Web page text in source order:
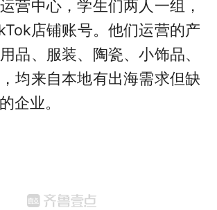
营中心，学生们两人一组，
店铺账号。他们运营的产
品、服装、陶瓷、小饰品、
均来自本地有出海需求但缺
企业。